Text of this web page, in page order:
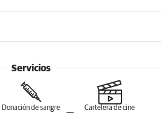
Servicios
Donación de sangre Cartelera de cine